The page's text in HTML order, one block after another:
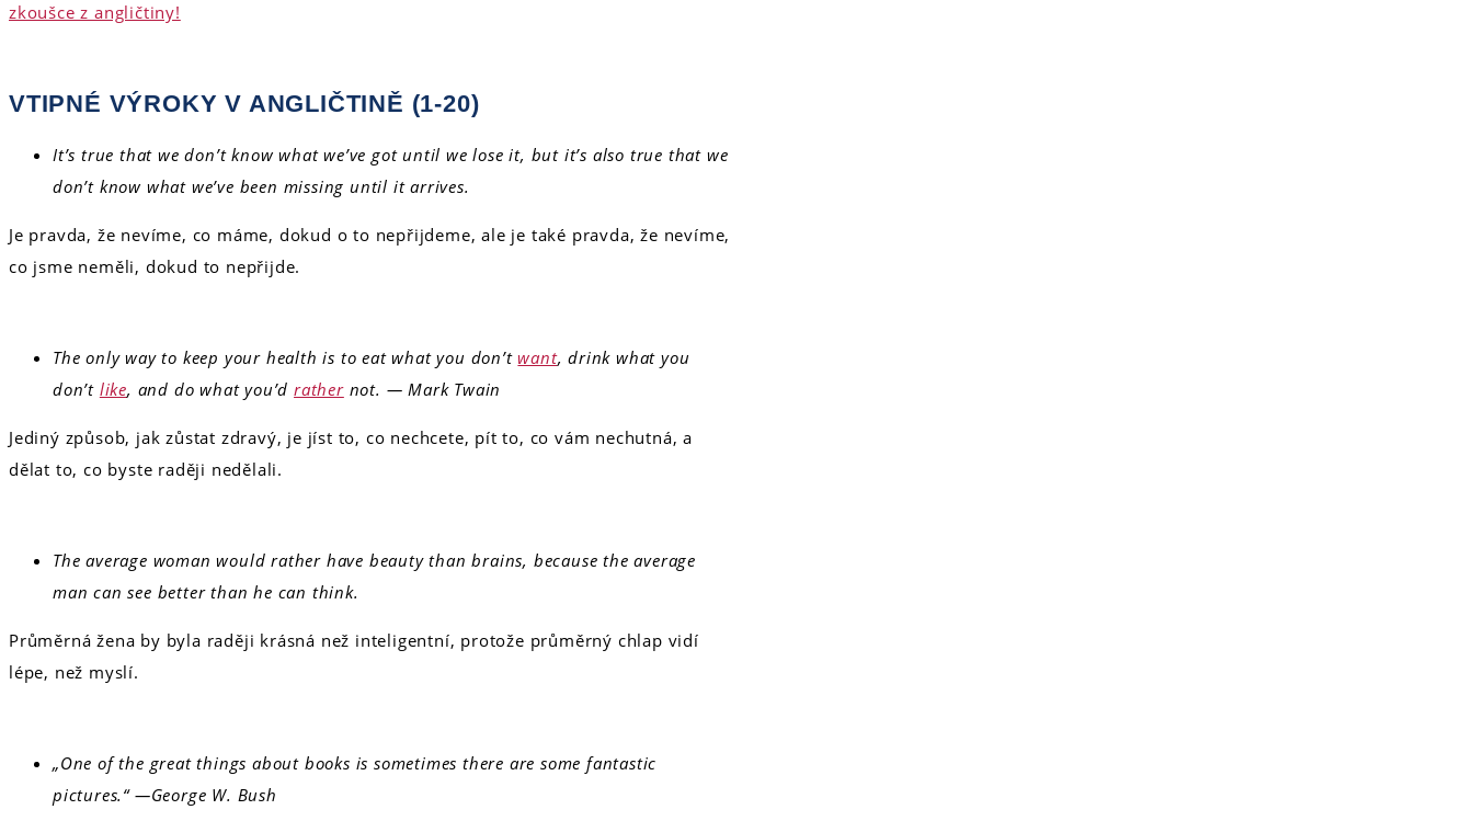
zkoušce z angličtiny!
VTIPNÉ VÝROKY V ANGLIČTINĚ (1-20)
It’s true that we don’t know what we’ve got until we lose it, but it’s also true that we
don’t know what we’ve been missing until it arrives.
Je pravda, že nevíme, co máme, dokud o to nepřijdeme, ale je také pravda, že nevíme,
co jsme neměli, dokud to nepřijde.
The only way to keep your health is to eat what you don’twant, drink what you
don’t like, and do what you’drathernot. — Mark Twain
Jediný způsob, jak zůstat zdravý, je jíst to, co nechcete, pít to, co vám nechutná, a
dělat to, co byste raději nedělali.
The average woman would rather have beauty than brains, because the average
man can see better than he can think.
Průměrná žena by byla raději krásná než inteligentní, protože průměrný chlap vidí
lépe, než myslí.
„One of the great things about books is sometimes there are some fantastic
pictures.“ —George W. Bush